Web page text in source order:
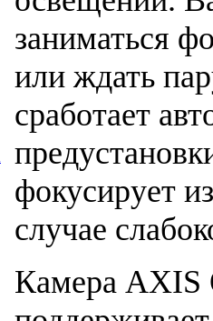
заниматься
или ждать
сработает
фокусирует
случае
Камера AXIS